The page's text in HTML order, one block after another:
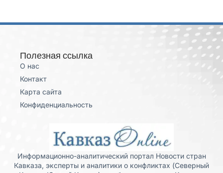
Полезная ссылка
О нас
Контакт
Карта сайта
Конфиденциальность
Информационно-аналитический портал Новости стран
Кавказа, эксперты и аналитики о конфликтах (Северный